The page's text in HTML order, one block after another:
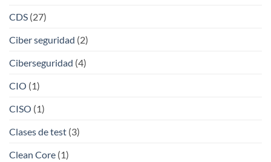
CDS (27)
Ciber seguridad (2)
Ciberseguridad (4)
CIO (1)
CISO (1)
Clases de test (3)
Clean Core (1)